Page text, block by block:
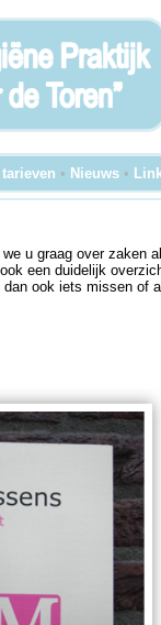
• Nieuws •
u graag over zaken
een duidelijk
ook iets missen of